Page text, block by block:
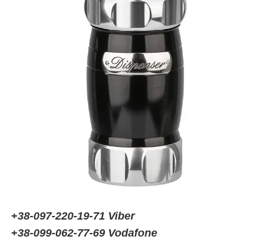
+38-097-220-19-71 Viber
+38-099-062-77-69 Vodafone